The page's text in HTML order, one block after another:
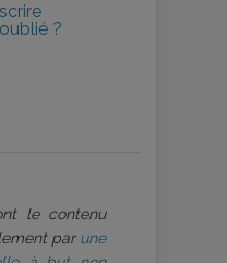
?
le contenu
par une